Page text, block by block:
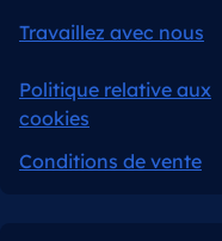
Travaillez avec nous
Politique relative aux
cookies
Conditions de vente